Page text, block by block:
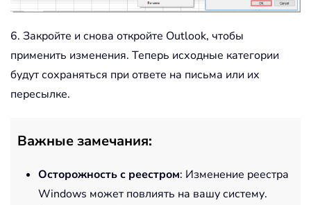
6. Закройте и снова откройте Outlook, чтобы
применить изменения. Теперь исходные категории
будут сохраняться при ответе на письма или их
пересылке.
Важные замечания:
Осторожность с реестром: Изменение реестра
Windows может повлиять на вашу систему.